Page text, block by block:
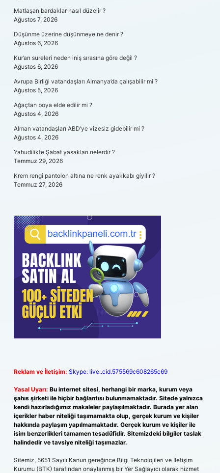
Matlaşan bardaklar nasıl düzelir ?
Ağustos 7, 2026
Düşünme üzerine düşünmeye ne denir ?
Ağustos 6, 2026
Kur’an sureleri neden iniş sırasına göre değil ?
Ağustos 6, 2026
Avrupa Birliği vatandaşları Almanya’da çalışabilir mi ?
Ağustos 5, 2026
Ağaçtan boya elde edilir mi ?
Ağustos 4, 2026
Alman vatandaşları ABD’ye vizesiz gidebilir mi ?
Ağustos 4, 2026
Yahudilikte Şabat yasakları nelerdir ?
Temmuz 29, 2026
Krem rengi pantolon altına ne renk ayakkabı giyilir ?
Temmuz 27, 2026
Reklam ve İletişim: Skype: live:.cid.575569c608265c69
Yasal Uyarı: Bu internet sitesi, herhangi bir marka, kurum veya
şahıs şirketi ile hiçbir bağlantısı bulunmamaktadır. Sitede yalnızca
kendi hazırladığımız makaleler paylaşılmaktadır. Burada yer alan
içerikler haber niteliği taşımamakta olup, gerçek kurum ve kişiler
hakkında paylaşım yapılmamaktadır. Gerçek kurum ve kişiler ile
isim benzerlikleri tamamen tesadüfidir. Sitemizdeki bilgiler taslak
halindedir ve tavsiye niteliği taşımazlar.
Sitemiz, 5651 Sayılı Kanun gereğince Bilgi Teknolojileri ve İletişim
Kurumu (BTK) tarafından onaylanmış bir Yer Sağlayıcı olarak hizmet